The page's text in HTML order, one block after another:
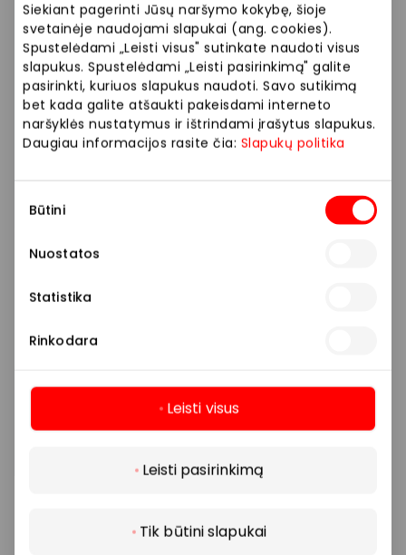
Siekiant pagerinti Jūsų naršymo kokybę, šioje
svetainėje naudojami slapukai (ang. cookies).
Spustelėdami „Leisti visus" sutinkate naudoti visus
slapukus. Spustelėdami „Leisti pasirinkimą" galite
pasirinkti, kuriuos slapukus naudoti. Savo sutikimą
bet kada galite atšaukti pakeisdami interneto
naršyklės nustatymus ir ištrindami įrašytus slapukus.
Daugiau informacijos rasite čia: Slapukų politika
pasirinkimas
Būtini
Nuostatos
Statistika
Rinkodara
Leisti visus
Leisti pasirinkimą
Tik būtini slapukai
Daugiau